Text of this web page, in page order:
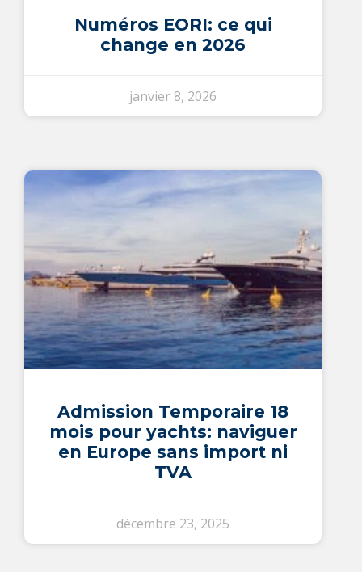
Numéros EORI: ce qui
change en 2026
janvier 8, 2026
Admission Temporaire 18
mois pour yachts: naviguer
en Europe sans import ni
TVA
décembre 23, 2025